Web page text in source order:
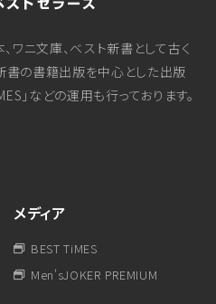
ワニ文庫、ベスト新書として古く
書の書籍出版を中心とした出版
」などの運用も行っております。
メディア
BEST TiMES
Men'sJOKER PREMIUM